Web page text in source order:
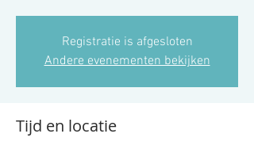
Registratie is afgesloten
Andere evenementen bekijken
Tijd en locatie